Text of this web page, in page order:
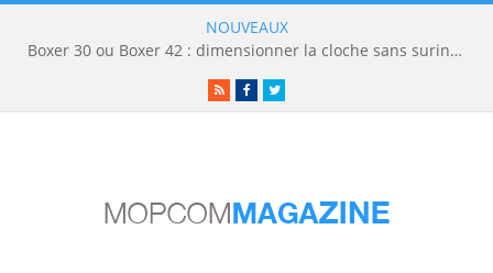
NOUVEAUX
Boxer 30 ou Boxer 42 : dimensionner la cloche sans surinvestir
RSSFacebookTwitter